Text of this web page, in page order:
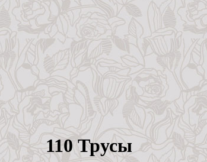
110 Трусы